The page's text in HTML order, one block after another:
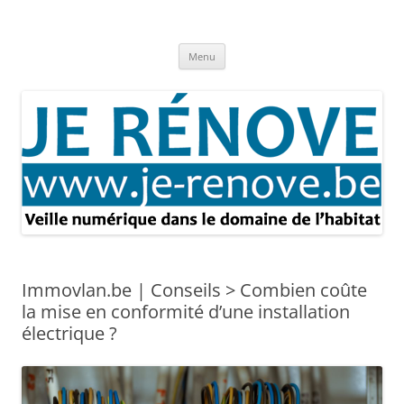
Menu
Immovlan.be | Conseils > Combien coûte
la mise en conformité d’une installation
électrique ?